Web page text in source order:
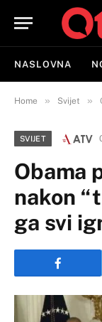
NASLOVNA
Home » Svijet »
SVIJET
Obama
nakon
ga svi